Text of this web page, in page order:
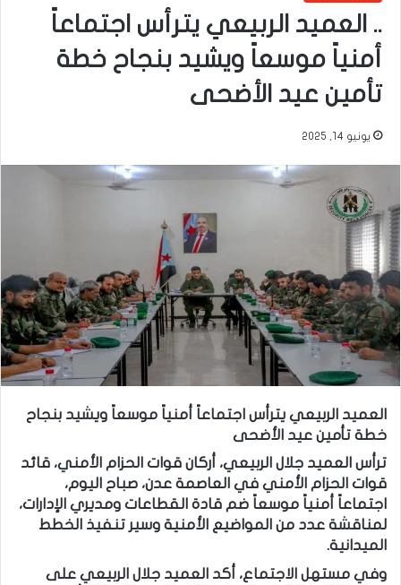
.. العميد الربيعي يترأس اجتماعاً
أمنياً موسعاً ويشيد بنجاح خطة
تأمين عيد الأضحى
يونيو 14, 2025
العميد الربيعي يترأس اجتماعاً أمنياً موسعاً ويشيد بنجاح
خطة تأمين عيد الأضحى
ترأس العميد جلال الربيعي، أركان قوات الحزام الأمني، قائد
قوات الحزام الأمني في العاصمة عدن، صباح اليوم،
اجتماعاً أمنياً موسعاً ضم قادة القطاعات ومديري الإدارات،
لمناقشة عدد من المواضيع الأمنية وسير تنفيذ الخطط
الميدانية.
وفي مستهل الاجتماع، أكد العميد جلال الربيعي على